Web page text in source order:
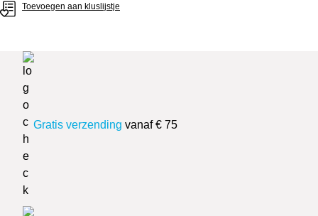
Toevoegen aan kluslijstje
Gratis verzending vanaf € 75